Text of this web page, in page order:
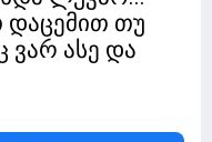
დაცემით თუ
ვარ ასე და